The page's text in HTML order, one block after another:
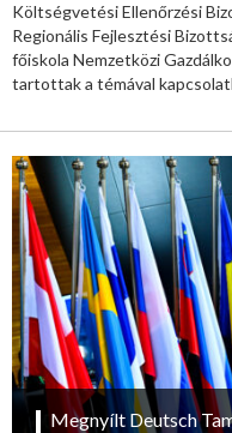
Költségvetési Ellenőrzési
Regionális Fejlesztési
főiskola Nemzetközi
tartottak a témával
Megnyílt Deutsch